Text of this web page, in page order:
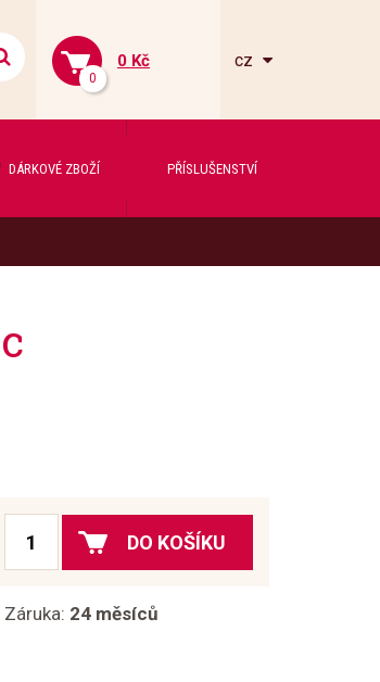
0
0 Kč cz
DÁRKOVÉ ZBOŽÍ PŘÍSLUŠENSTVÍ
DO KOŠÍKU
Záruka: 24 měsíců